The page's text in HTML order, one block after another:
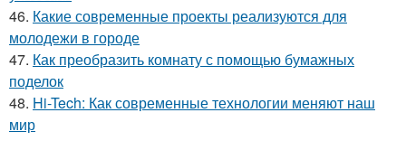
46. Какие современные проекты реализуются для
молодежи в городе
47. Как преобразить комнату с помощью бумажных
поделок
48. Hi-Tech: Как современные технологии меняют наш
мир